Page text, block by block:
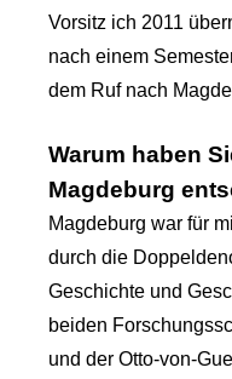
Vorsitz ich 2011
nach einem
dem Ruf nach
Warum haben
Magdeburg
Magdeburg war für
durch die
Geschichte und
beiden
und der Otto-von-